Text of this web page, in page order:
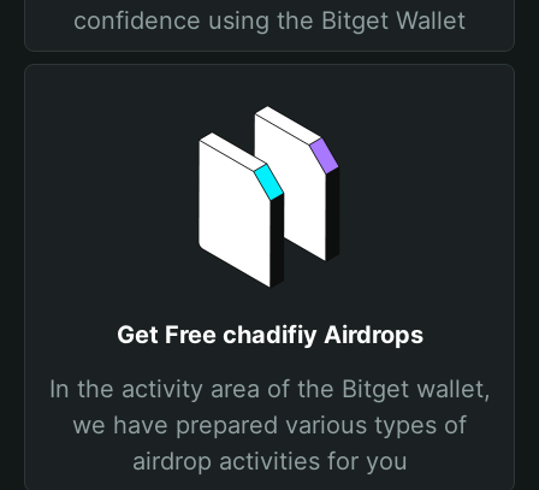
confidence using the Bitget Wallet
Get Free chadifiy Airdrops
In the activity area of the Bitget wallet,
we have prepared various types of
airdrop activities for you